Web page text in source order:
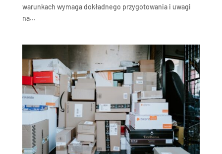
warunkach wymaga dokładnego przygotowania i uwagi
na...